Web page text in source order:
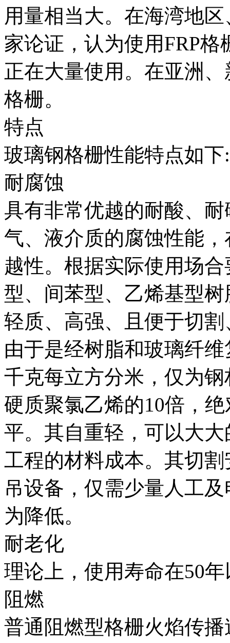
用量相当大。在海湾地
家论证，认为使用FRP
正在大量使用。在亚洲
格栅。
特点
玻璃钢格栅性能特点如下:
耐腐蚀
具有非常优越的耐酸、
气、液介质的腐蚀性能
越性。根据实际使用场
型、间苯型、乙烯基型
轻质、高强、且便于切割
由于是经树脂和玻璃纤
千克每立方分米，仅为
硬质聚氯乙烯的10倍，
平。其自重轻，可以大
工程的材料成本。其切
吊设备，仅需少量人工
为降低。
耐老化
理论上，使用寿命在50
阻燃
普通阻燃型格栅火焰传